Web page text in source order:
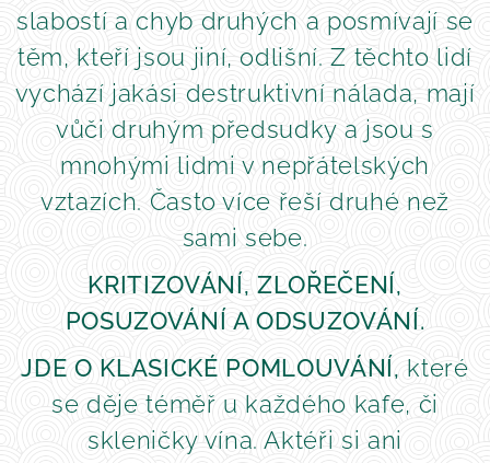
slabostí a chyb druhých a posmívají se
těm, kteří jsou jiní, odlišní. Z těchto lidí
vychází jakási destruktivní nálada, mají
vůči druhým předsudky a jsou s
mnohými lidmi v nepřátelských
vztazích. Často více řeší druhé než
sami sebe.
KRITIZOVÁNÍ, ZLOŘEČENÍ,
POSUZOVÁNÍ A ODSUZOVÁNÍ.
JDE O KLASICKÉ POMLOUVÁNÍ, které
se děje téměř u každého kafe, či
skleničky vína. Aktéři si ani